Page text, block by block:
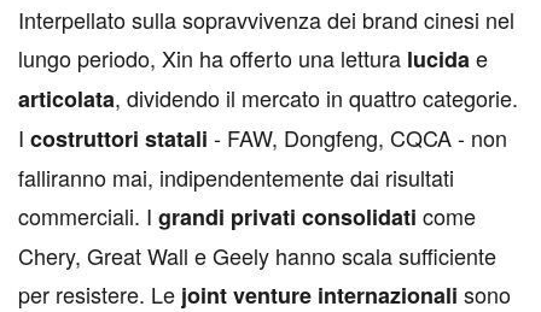
Interpellato sulla sopravvivenza dei brand cinesi nel
lungo periodo, Xin ha offerto una lettura lucidae
articolata, dividendo il mercato in quattro categorie.
I costruttori statali - FAW, Dongfeng, CQCA - non
falliranno mai, indipendentemente dai risultati
commerciali. I grandi privati consolidati come
Chery, Great Wall e Geely hanno scala sufficiente
per resistere. Le joint venture internazionali sono